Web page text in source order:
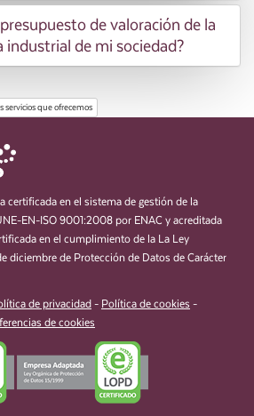
de valoración de la
industrial de mi sociedad?
servicios que ofrecemos
certificada en el sistema de gestión de la
EN-ISO 9001:2008 por ENAC y acreditada
en el cumplimiento de la La Ley
diciembre de Protección de Datos de Carácter
de privacidad - Política de cookies -
de cookies